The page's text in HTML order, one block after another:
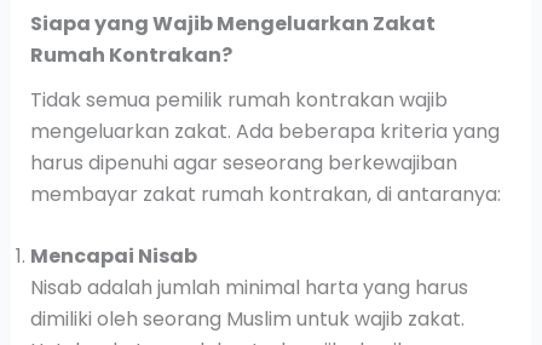
Siapa yang Wajib Mengeluarkan Zakat
Rumah Kontrakan?
Tidak semua pemilik rumah kontrakan wajib
mengeluarkan zakat. Ada beberapa kriteria yang
harus dipenuhi agar seseorang berkewajiban
membayar zakat rumah kontrakan, di antaranya:
Mencapai Nisab
Nisab adalah jumlah minimal harta yang harus
dimiliki oleh seorang Muslim untuk wajib zakat.